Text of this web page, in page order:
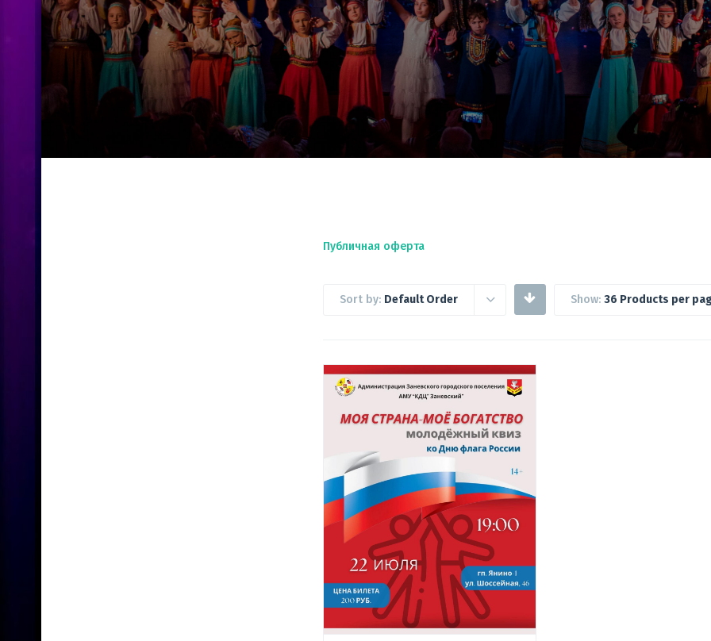
Публичная оферта
Sort by: Default Order Show: 36 Products per